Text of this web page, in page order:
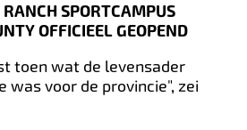
SPORTCAMPUS
OFFICIEEL GEOPEND
toen wat de levensader
was voor de provincie", zei